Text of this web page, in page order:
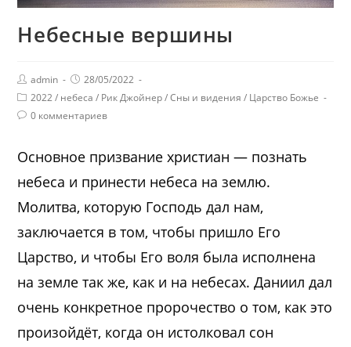
Небесные вершины
admin
28/05/2022
2022 / небеса / Рик Джойнер / Сны и видения / Царство Божье
0 комментариев
Основное призвание христиан — познать
небеса и принести небеса на землю.
Молитва, которую Господь дал нам,
заключается в том, чтобы пришло Его
Царство, и чтобы Его воля была исполнена
на земле так же, как и на небесах. Даниил дал
очень конкретное пророчество о том, как это
произойдёт, когда он истолковал сон